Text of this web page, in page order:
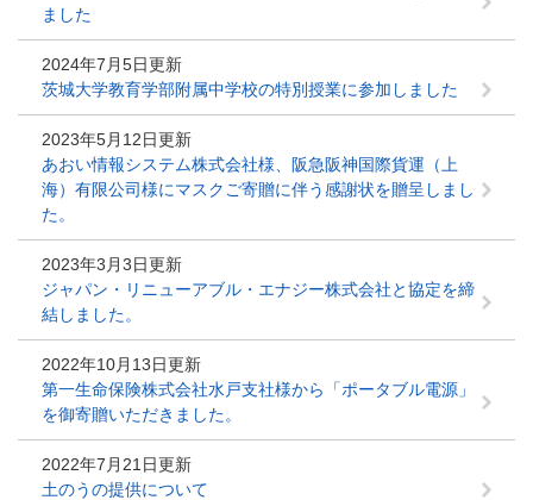
ました
2024年7月5日更新
茨城大学教育学部附属中学校の特別授業に参加しました
2023年5月12日更新
あおい情報システム株式会社様、阪急阪神国際貨運（上
海）有限公司様にマスクご寄贈に伴う感謝状を贈呈しまし
た。
2023年3月3日更新
ジャパン・リニューアブル・エナジー株式会社と協定を締
結しました。
2022年10月13日更新
第一生命保険株式会社水戸支社様から「ポータブル電源」
を御寄贈いただきました。
2022年7月21日更新
土のうの提供について